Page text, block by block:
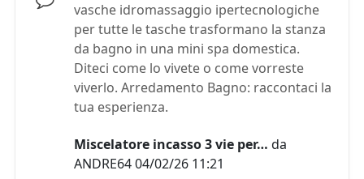
vasche idromassaggio ipertecnologiche
per tutte le tasche trasformano la stanza
da bagno in una mini spa domestica.
Diteci come lo vivete o come vorreste
viverlo. Arredamento Bagno: raccontaci la
tua esperienza.
Miscelatore incasso 3 vie per… da
ANDRE6404/02/26 11:21